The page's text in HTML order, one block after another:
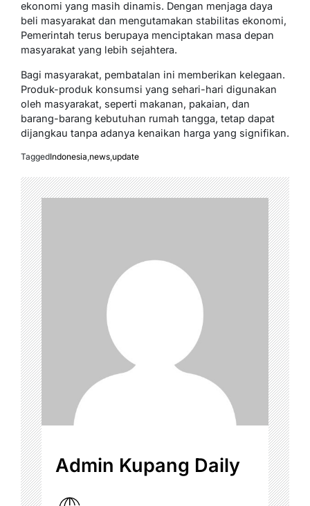
ekonomi yang masih dinamis. Dengan menjaga daya
beli masyarakat dan mengutamakan stabilitas ekonomi,
Pemerintah terus berupaya menciptakan masa depan
masyarakat yang lebih sejahtera.
Bagi masyarakat, pembatalan ini memberikan kelegaan.
Produk-produk konsumsi yang sehari-hari digunakan
oleh masyarakat, seperti makanan, pakaian, dan
barang-barang kebutuhan rumah tangga, tetap dapat
dijangkau tanpa adanya kenaikan harga yang signifikan.
TaggedIndonesia news update
Admin Kupang Daily